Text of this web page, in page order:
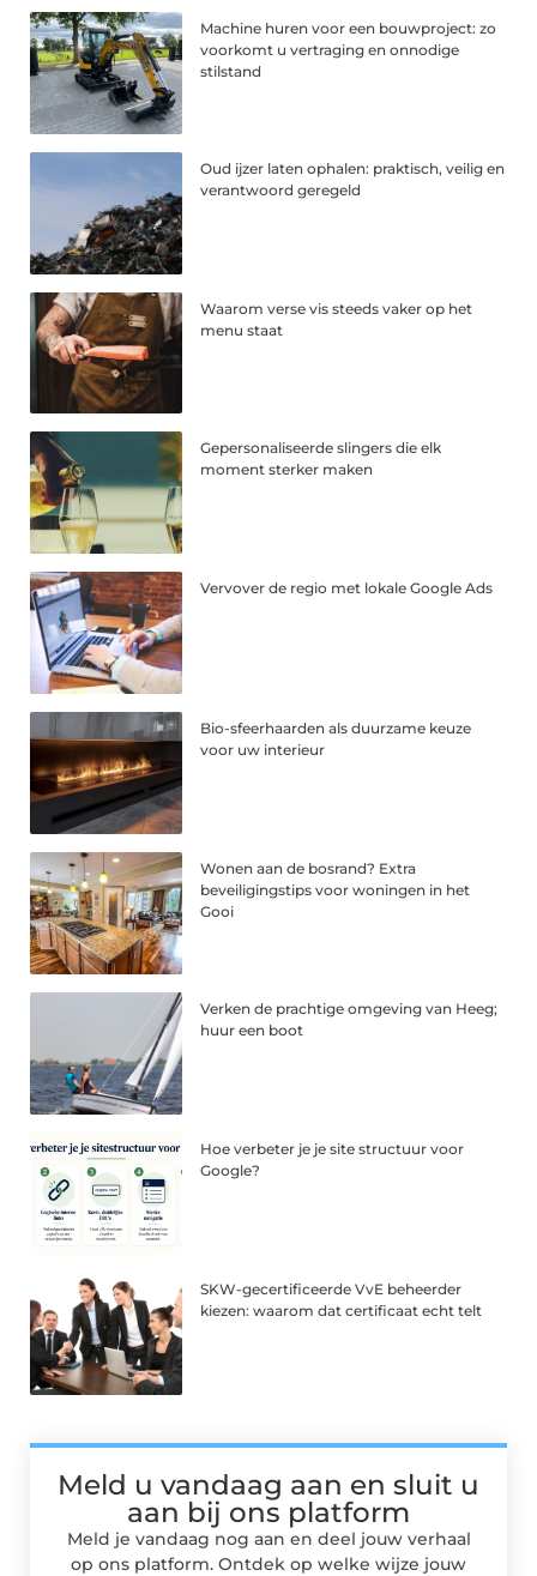
Machine huren voor een bouwproject: zo
voorkomt u vertraging en onnodige
stilstand
Oud ijzer laten ophalen: praktisch, veilig en
verantwoord geregeld
Waarom verse vis steeds vaker op het
menu staat
Gepersonaliseerde slingers die elk
moment sterker maken
Vervover de regio met lokale Google Ads
Bio-sfeerhaarden als duurzame keuze
voor uw interieur
Wonen aan de bosrand? Extra
beveiligingstips voor woningen in het
Gooi
Verken de prachtige omgeving van Heeg;
huur een boot
Hoe verbeter je je site structuur voor
Google?
SKW-gecertificeerde VvE beheerder
kiezen: waarom dat certificaat echt telt
Meld u vandaag aan en sluit u
aan bij ons platform
Meld je vandaag nog aan en deel jouw verhaal
op ons platform. Ontdek op welke wijze jouw